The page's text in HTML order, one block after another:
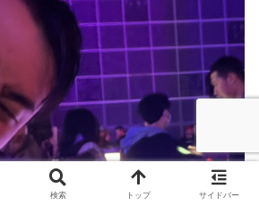
検索 トップ サイドバー